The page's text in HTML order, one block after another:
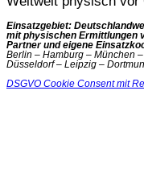
Einsatzgebiet:
mit physischen Ermittlungen
Partner und eigene
Berlin – Hamburg – München
Düsseldorf – Leipzig –
DSGVO Cookie Consent mit